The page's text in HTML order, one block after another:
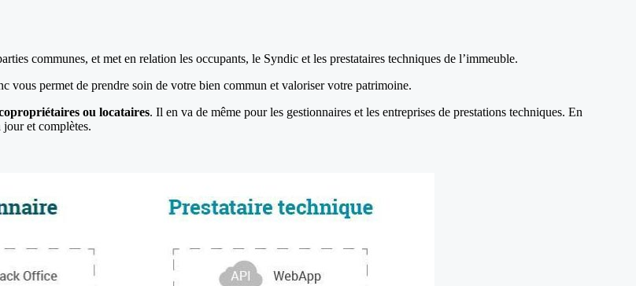
communes, et met en relation les occupants, le Syndic et les prestataires techniques de l’immeuble.
vous permet de prendre soin de votre bien commun et valoriser votre patrimoine.
ou locataires. Il en va de même pour les gestionnaires et les entreprises de prestations techniques. En
jour et complètes.